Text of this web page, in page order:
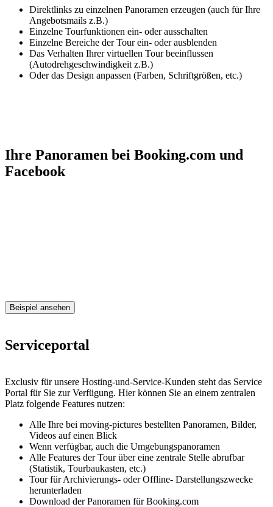
Direktlinks zu einzelnen Panoramen erzeugen (auch für Ihre
Angebotsmails z.B.)
Einzelne Tourfunktionen ein- oder ausschalten
Einzelne Bereiche der Tour ein- oder ausblenden
Das Verhalten Ihrer virtuellen Tour beeinflussen
(Autodrehgeschwindigkeit z.B.)
Oder das Design anpassen (Farben, Schriftgrößen, etc.)
Ihre Panoramen bei Booking.com und
Facebook
Beispiel ansehen
Serviceportal
Exclusiv für unsere Hosting-und-Service-Kunden steht das Service
Portal für Sie zur Verfügung. Hier können Sie an einem zentralen
Platz folgende Features nutzen:
Alle Ihre bei moving-pictures bestellten Panoramen, Bilder,
Videos auf einen Blick
Wenn verfügbar, auch die Umgebungspanoramen
Alle Features der Tour über eine zentrale Stelle abrufbar
(Statistik, Tourbaukasten, etc.)
Tour für Archivierungs- oder Offline- Darstellungszwecke
herunterladen
Download der Panoramen für Booking.com